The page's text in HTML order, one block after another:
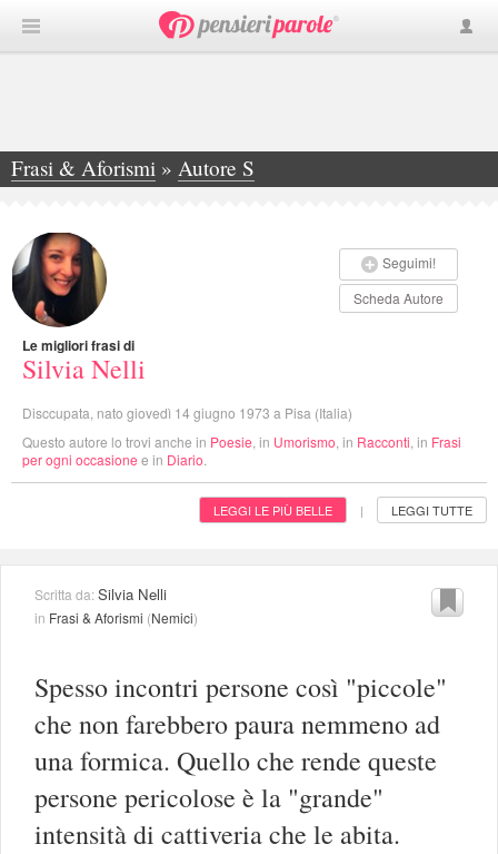
Frasi & Aforismi » Autore S
»Silvia Nelli
Seguimi!
Scheda Autore
Le migliori frasi di
Silvia Nelli
Disccupata, nato giovedì 14 giugno 1973 a Pisa (Italia)
Questo autore lo trovi anche in Poesie , in Umorismo , in Racconti , in Frasi
per ogni occasione e in Diario
LEGGI LE PIÙ BELLE | LEGGI TUTTE
Scritta da:Silvia Nelli
in Frasi & Aforismi (Nemici)
Spesso incontri persone così "piccole"
che non farebbero paura nemmeno ad
una formica. Quello che rende queste
persone pericolose è la "grande"
intensità di cattiveria che le abita.